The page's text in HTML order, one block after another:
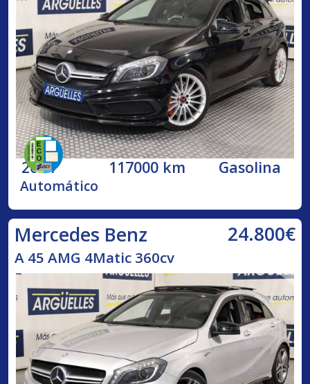
2014 117000 km Gasolina
Automático
Mercedes Benz 24.800€
A 45 AMG 4Matic 360cv